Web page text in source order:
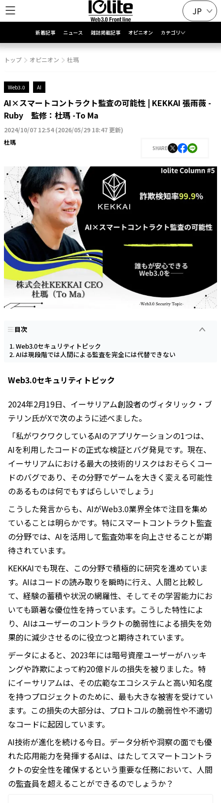
JP
新着記事 ニュース 雑誌掲載記事 オピニオン カテゴリ
トップ オピニオン 杜瑪
Web3.0 AI
AI×スマートコントラクト監査の可能性 | KEKKAI 張雨薇 -
Ruby 監修：杜瑪 -To Ma
2024/10/07 12:54(2026/05/29 18:47 更新)
杜瑪
SHARE
目次
Web3.0セキュリティトピック
AIは現段階では人間による監査を完全には代替できない
Web3.0セキュリティトピック
2024年2月19日、イーサリアム創設者のヴィタリック・ブ
テリン氏がXで次のように述べました。
「私がワクワクしているAIのアプリケーションの1つは、
AIを利用したコードの正式な検証とバグ発見です。現在、
イーサリアムにおける最大の技術的リスクはおそらくコー
ドのバグであり、その分野でゲームを大きく変える可能性
のあるものは何でもすばらしいでしょう」
こうした発言からも、AIがWeb3.0業界全体で注目を集め
ていることは明らかです。特にスマートコントラクト監査
の分野では、AIを活用して監査効率を向上させることが期
待されています。
KEKKAIでも現在、この分野で積極的に研究を進めていま
す。AIはコードの読み取りを瞬時に行え、人間と比較し
て、経験の蓄積や状況の網羅性、そしてその学習能力にお
いても顕著な優位性を持っています。こうした特性によ
り、AIはユーザーのコントラクトの脆弱性による損失を効
果的に減少させるのに役立つと期待されています。
データによると、2023年には暗号資産ユーザーがハッキ
ングや詐欺によって約20億ドルの損失を被りました。特
にイーサリアムは、その広範なエコシステムと高い知名度
を持つプロジェクトのために、最も大きな被害を受けてい
ます。この損失の大部分は、プロトコルの脆弱性や不適切
なコードに起因しています。
AI技術が進化を続ける今日。データ分析や洞察の面でも優
れた応用能力を発揮するAIは、はたしてスマートコントラ
クトの安全性を確保するという重要な任務において、人間
の監査員を超えることができるのでしょうか？